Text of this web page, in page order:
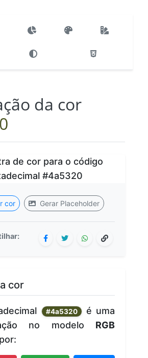
da cor
cor Gerar Placeholder
cor
#4a5320 é uma
no modelo RGB